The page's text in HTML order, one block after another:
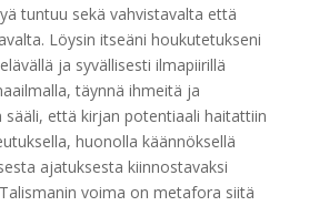
tuntuu sekä vahvistavalta että
Löysin itseäni houkutetukseni
ja syvällisesti ilmapiirillä
täynnä ihmeitä ja
sääli, että kirjan potentiaali haitattiin
huonolla käännöksellä
ajatuksesta kiinnostavaksi
voima on metafora siitä